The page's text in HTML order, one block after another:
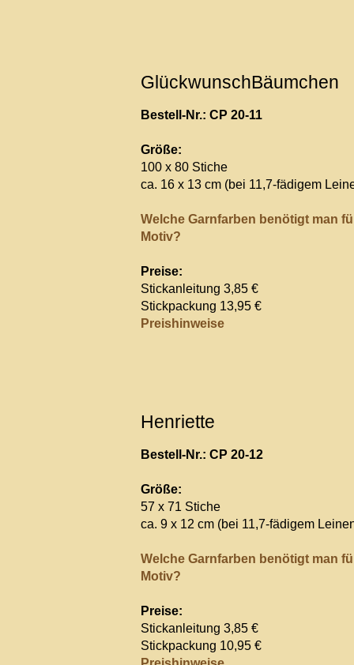
GlückwunschBäumchen
Bestell-Nr.: CP 20-11
Größe:
100 x 80 Stiche
ca. 16 x 13 cm (bei 11,7-fädigem
Welche Garnfarben benötigt man
Motiv?
Preise:
Stickanleitung 3,85 €
Stickpackung 13,95 €
Preishinweise
Henriette
Bestell-Nr.: CP 20-12
Größe:
57 x 71 Stiche
ca. 9 x 12 cm (bei 11,7-fädigem
Welche Garnfarben benötigt man
Motiv?
Preise:
Stickanleitung 3,85 €
Stickpackung 10,95 €